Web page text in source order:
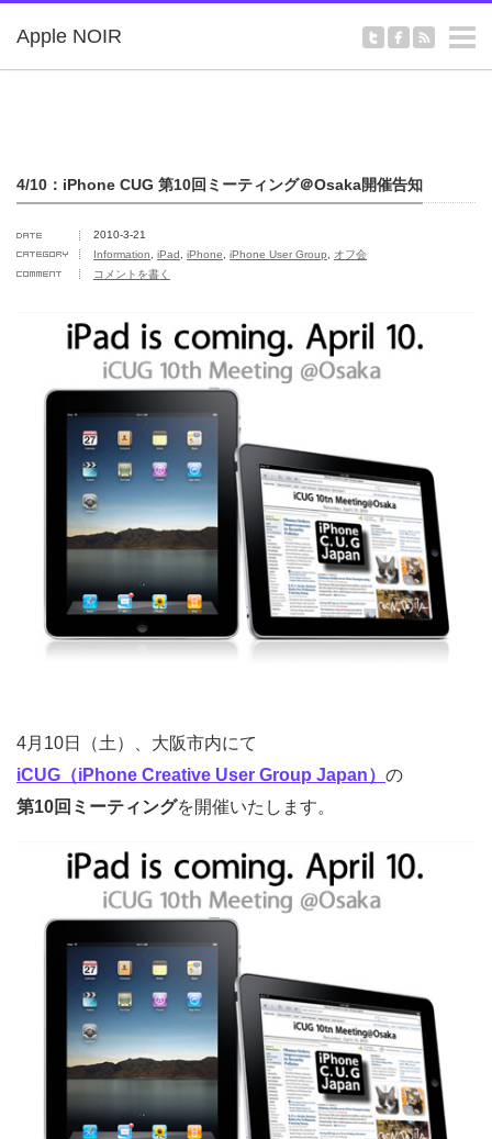
Apple NOIR
4/10：iPhone CUG 第10回ミーティング＠Osaka開催告知
2010-3-21
Information
iPad iPhone iPhone User Group
オフ会
コメントを書く
4月10日（土）、大阪市内にて
iCUG（iPhone Creative User Group Japan） の
第10回ミーティングを開催いたします。